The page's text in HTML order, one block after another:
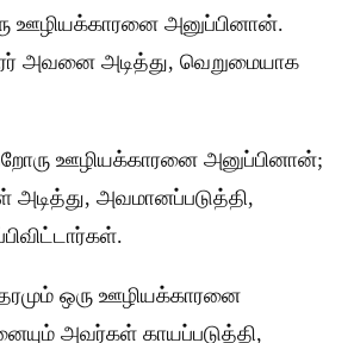
ஊழியக்காரனை அனுப்பினான்.
அவனை அடித்து, வெறுமையாக
ஊழியக்காரனை அனுப்பினான்;
அவமானப்படுத்தி,
ஒரு ஊழியக்காரனை
அவர்கள் காயப்படுத்தி,